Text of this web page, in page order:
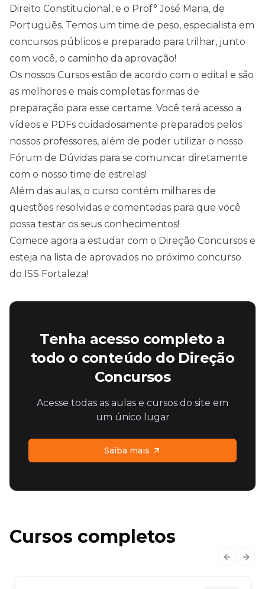
Direito Constitucional, e o Prof° José Maria, de
Português. Temos um time de peso, especialista em
concursos públicos e preparado para trilhar, junto
com você, o caminho da aprovação!
Os nossos Cursos estão de acordo com o edital e são
as melhores e mais completas formas de
preparação para esse certame. Você terá acesso a
vídeos e PDFs cuidadosamente preparados pelos
nossos professores, além de poder utilizar o nosso
Fórum de Dúvidas para se comunicar diretamente
com o nosso time de estrelas!
Além das aulas, o curso contém milhares de
questões resolvidas e comentadas para que você
possa testar os seus conhecimentos!
Comece agora a estudar com o Direção Concursos e
esteja na lista de aprovados no próximo concurso
do ISS Fortaleza!
Tenha acesso completo a
todo o conteúdo do Direção
Concursos
Acesse todas as aulas e cursos do site em
um único lugar
Saiba mais
Cursos completos